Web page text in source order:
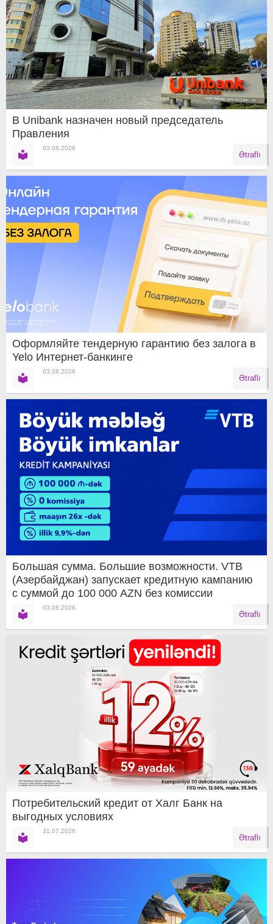
В Unibank назначен новый председатель
Правления
03.08.2026
Ətraflı
Оформляйте тендерную гарантию без залога в
Yelo Интернет-банкинге
03.08.2026
Ətraflı
Большая сумма. Большие возможности. VTB
(Азербайджан) запускает кредитную кампанию
с суммой до 100 000 AZN без комиссии
03.08.2026
Ətraflı
Потребительский кредит от Халг Банк на
выгодных условиях
31.07.2026
Ətraflı